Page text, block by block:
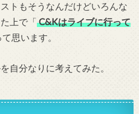
トもそうなんだけどいろんな
上で「 C&Kはライブに行って
思います。
自分なりに考えてみた。